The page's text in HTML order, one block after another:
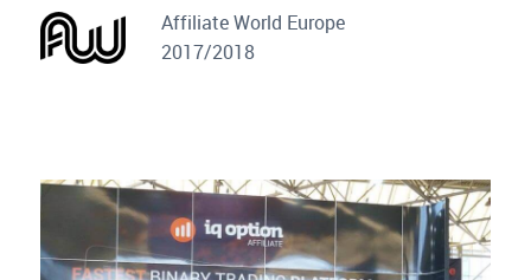
Affiliate World Europe
2017/2018